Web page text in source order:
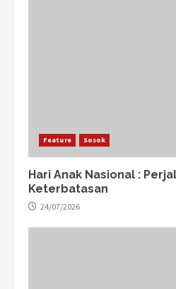
Feature Sosok
Hari Anak Nasional :
Keterbatasan
24/07/2026